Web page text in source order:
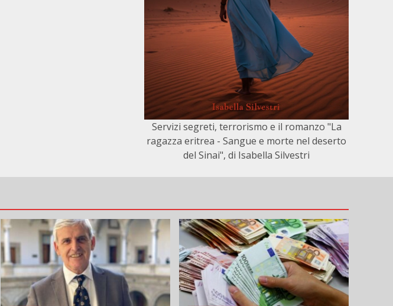
Servizi segreti, terrorismo e il romanzo "La
ragazza eritrea - Sangue e morte nel deserto
del Sinai", di Isabella Silvestri